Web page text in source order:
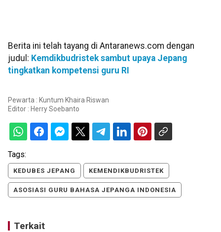
Berita ini telah tayang di Antaranews.com dengan
judul: Kemdikbudristek sambut upaya Jepang
tingkatkan kompetensi guru RI
Pewarta : Kuntum Khaira Riswan
Editor : Herry Soebanto
Tags:
KEDUBES JEPANG KEMENDIKBUDRISTEK
ASOSIASI GURU BAHASA JEPANGA INDONESIA
Terkait